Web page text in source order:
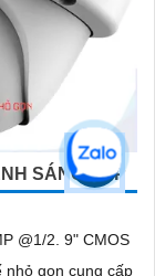
SÁNG KÉP
nhỏ gọn cung cấp